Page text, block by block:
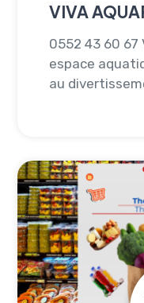
VIVA
0552 43 60 67
espace
au